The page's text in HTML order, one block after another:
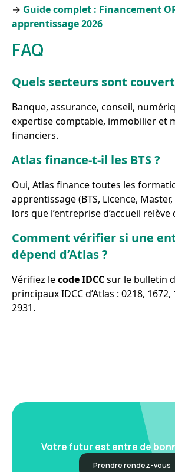
→ Guide complet : Financement
apprentissage 2026
FAQ
Quels secteurs sont
Banque, assurance, conseil,
expertise comptable, immobilier et
financiers.
Atlas finance-t-il les BTS ?
Oui, Atlas finance toutes les
apprentissage (BTS, Licence,
lors que l’entreprise d’accueil
Comment vérifier si une
dépend d’Atlas ?
Vérifiez lecode IDCCsur le bulletin
principaux IDCC d’Atlas : 0218, 1672,
2931.
Votre futur est entre de
Prendre rendez-vous